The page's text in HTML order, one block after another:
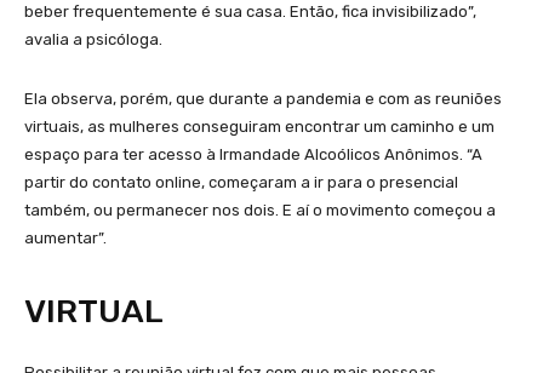
beber frequentemente é sua casa. Então, fica invisibilizado”,
avalia a psicóloga.
Ela observa, porém, que durante a pandemia e com as reuniões
virtuais, as mulheres conseguiram encontrar um caminho e um
espaço para ter acesso à Irmandade Alcoólicos Anônimos. “A
partir do contato online, começaram a ir para o presencial
também, ou permanecer nos dois. E aí o movimento começou a
aumentar”.
VIRTUAL